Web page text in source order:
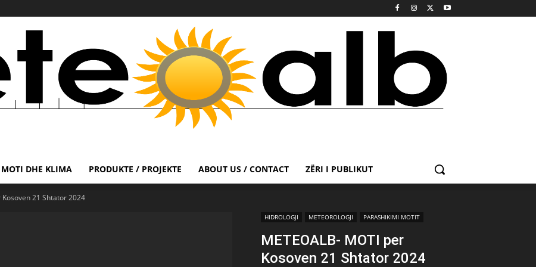
MOTI DHE KLIMA PRODUKTE / PROJEKTE ABOUT US / CONTACT ZËRI I PUBLIKUT
Kosoven 21 Shtator 2024
HIDROLOGJI METEOROLOGJI PARASHIKIMI MOTIT
METEOALB- MOTI per
Kosoven 21 Shtator 2024